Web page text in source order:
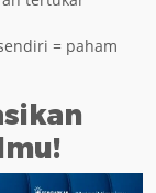
= paham